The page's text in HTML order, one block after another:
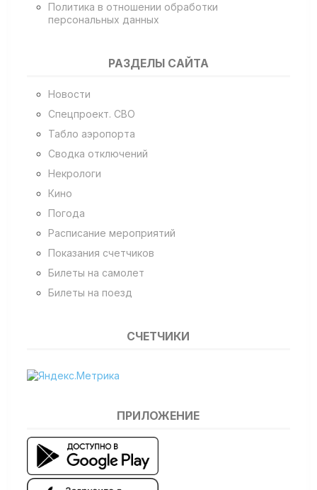
Политика в отношении обработки
персональных данных
РАЗДЕЛЫ САЙТА
Новости
Спецпроект. СВО
Табло аэропорта
Сводка отключений
Некрологи
Кино
Погода
Расписание мероприятий
Показания счетчиков
Билеты на самолет
Билеты на поезд
СЧЕТЧИКИ
ПРИЛОЖЕНИЕ